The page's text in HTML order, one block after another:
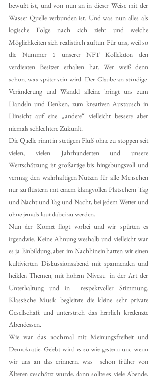
bewußt ist, und von nun an in dieser Weise mit der
Wasser Quelle verbunden ist. Und was nun alles als
logische Folge nach sich zieht und welche
Möglichkeiten sich realistisch auftun. Für uns, weil so
die Nummer 1 unserer NFT Kollektion den
verdienten Besitzer erhalten hat. Wer weiß denn
schon, was später sein wird. Der Glaube an ständige
Veränderung und Wandel alleine bringt uns zum
Handeln und Denken, zum kreativen Austausch in
Hinsicht auf eine „andere“ vielleicht bessere aber
niemals schlechtere Zukunft.
Die Quelle rinnt in stetigem Fluß ohne zu stoppen seit
vielen, vielen Jahrhunderten und unsere
Wertschätzung ist großartige bis hingebungsvoll und
vermag den wahrhaftigen Nutzen für alle Menschen
nur zu flüstern mit einem klangvollen Plätschern Tag
und Nacht und Tag und Nacht, bei jedem Wetter und
ohne jemals laut dabei zu werden.
Nun der Komet flogt vorbei und wir spürten es
irgendwie. Keine Ahnung weshalb und vielleicht war
es ja Einbildung, aber im Nachhinein hatten wir einen
kultivierten Diskussionsabend mit spannenden und
heiklen Themen, mit hohem Niveau  in der Art der
Unterhaltung und in  respektvoller Stimmung.
Klassische Musik begleitete die kleine sehr private
Gesellschaft und unterstrich das herrlich kredenzte
Abendessen.
Wie war das nochmal mit Meinungsfreiheit und
Demokratie. Gelebt wird es so wie gestern und wenn
wir uns an das erinnern, was  schon früher von
Älteren geschätzt wurde, dann sollte es viele Abende,